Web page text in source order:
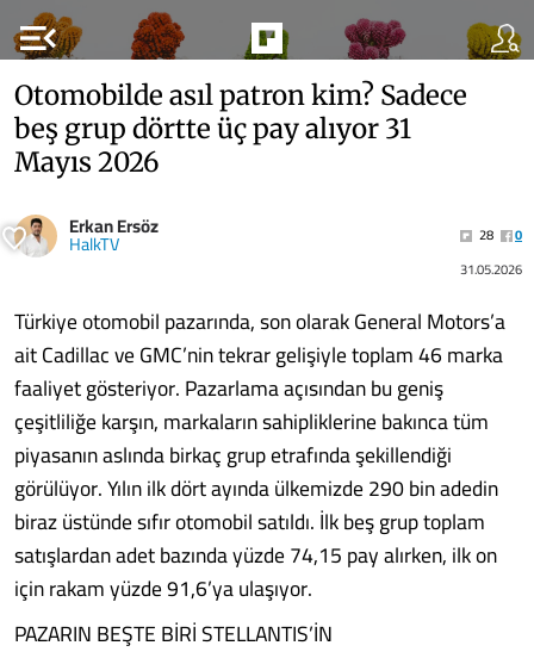
menu_open
Otomobilde asıl patron kim? Sadece
beş grup dörtte üç pay alıyor 31
Mayıs 2026
Erkan Ersöz
HalkTV 28
0
31.05.2026
Türkiye otomobil pazarında, son olarak General Motors’a
ait Cadillac ve GMC’nin tekrar gelişiyle toplam 46 marka
faaliyet gösteriyor. Pazarlama açısından bu geniş
çeşitliliğe karşın, markaların sahipliklerine bakınca tüm
piyasanın aslında birkaç grup etrafında şekillendiği
görülüyor. Yılın ilk dört ayında ülkemizde 290 bin adedin
biraz üstünde sıfır otomobil satıldı. İlk beş grup toplam
satışlardan adet bazında yüzde 74,15 pay alırken, ilk on
için rakam yüzde 91,6’ya ulaşıyor.
PAZARIN BEŞTE BİRİ STELLANTIS’İN